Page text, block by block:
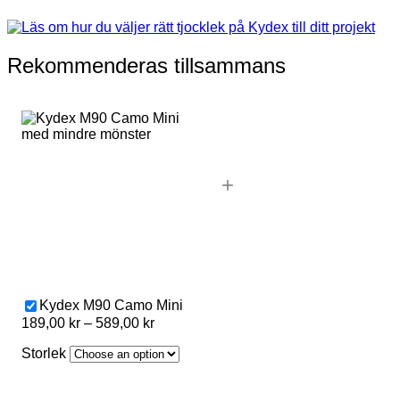
Rekommenderas tillsammans
Kydex M90 Camo Mini
189,00 kr – 589,00 krPrice
189,00 kr
Storlek
+